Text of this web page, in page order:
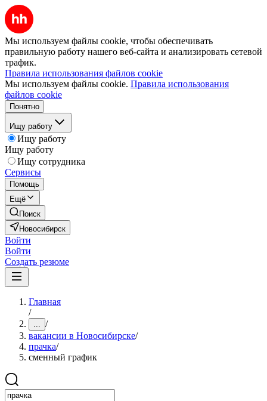
Мы используем файлы cookie, чтобы обеспечивать
правильную работу нашего веб-сайта и анализировать сетевой
трафик.
Правила использования файлов cookie
Мы используем файлы cookie. Правила использования
файлов cookie
Понятно
Ищу работу
Ищу работу
Ищу работу
Ищу сотрудника
Сервисы
Помощь
Ещё
Поиск
Новосибирск
Войти
Войти
Создать резюме
Главная
/
... /
вакансии в Новосибирске/
прачка/
сменный график